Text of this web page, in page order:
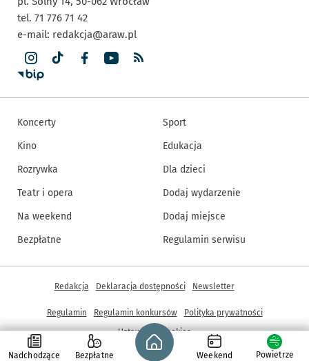
Nadchodzące Bezpłatne
Strona główna - wroclaw.pl
Weekend Powietrze
tel. 71 776 71 42
e-mail: redakcja@araw.pl
Koncerty
Kino
Rozrywka
Teatr i opera
Na weekend
Bezpłatne
Sport
Edukacja
Dla dzieci
Dodaj wydarzenie
Dodaj miejsce
Regulamin serwisu
© Copyright 2005-2026, ARAW S.A., Gmina Wrocław
Inne informacje
Redakcja Deklaracja dostępności Newsletter
Regulamin Regulamin konkursów
Polityka prywatności
Ustawienia cookies